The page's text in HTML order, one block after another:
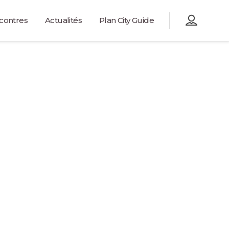
Actualités Plan City Guide